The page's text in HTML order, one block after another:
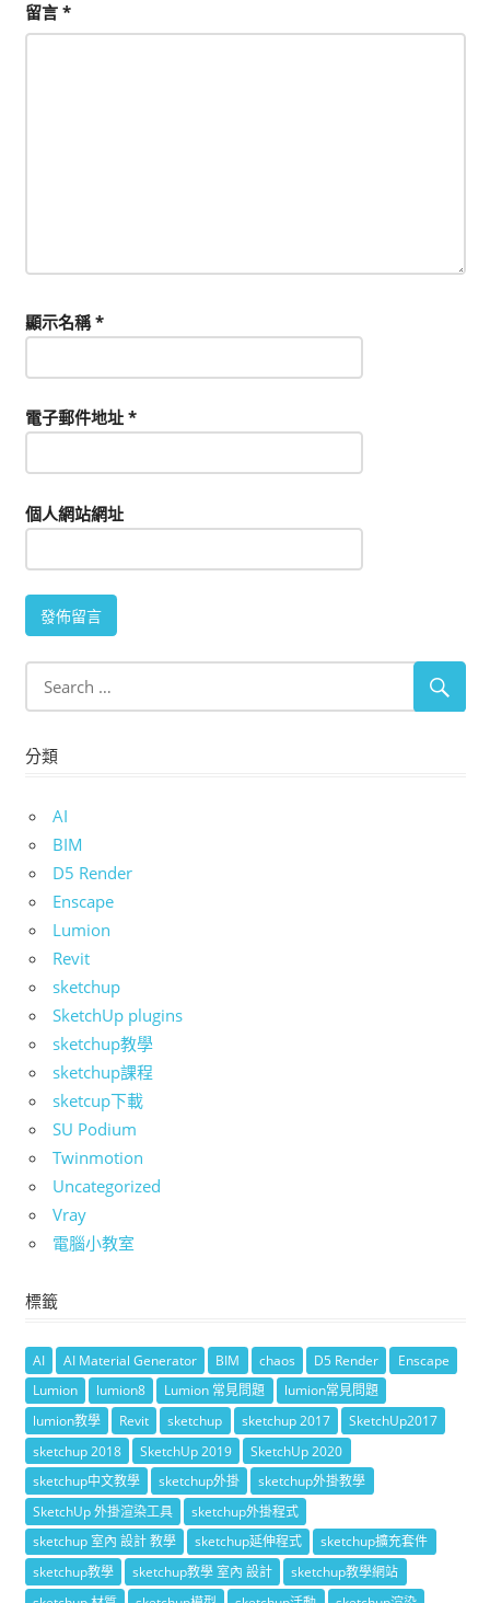
留言 *
顯示名稱*
電子郵件地址 *
個人網站網址
分類
AI
BIM
D5 Render
Enscape
Lumion
Revit
sketchup
SketchUp plugins
sketchup教學
sketchup課程
sketcup下載
SU Podium
Twinmotion
Uncategorized
Vray
電腦小教室
標籤
AI AI Material Generator BIM chaos D5 Render
Enscape
Lumion
lumion8 Lumion 常見問題
lumion常見問題
lumion教學
Revit sketchup sketchup 2017
SketchUp2017
sketchup 2018
SketchUp 2019
SketchUp 2020
sketchup中文教學
sketchup外掛
sketchup外掛教學
SketchUp 外掛渲染工具
sketchup外掛程式
sketchup 室內 設計 教學
sketchup延伸程式
sketchup擴充套件
sketchup教學
sketchup教學 室內 設計
sketchup教學網站